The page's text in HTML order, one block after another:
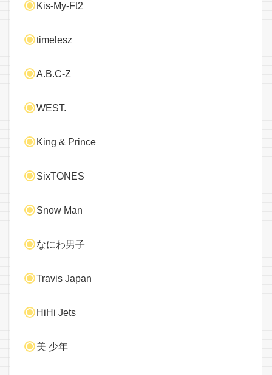
Kis-My-Ft2
timelesz
A.B.C-Z
WEST.
King & Prince
SixTONES
Snow Man
なにわ男子
Travis Japan
HiHi Jets
美 少年